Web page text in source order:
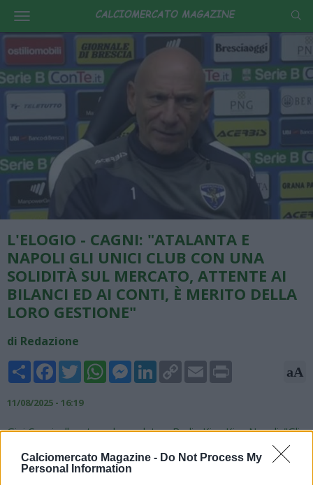
Calciomercato Magazine - Do Not Process My
Personal Information
L'ELOGIO - CAGNI: "ATALANTA E
NAPOLI GLI UNICI CLUB CON UNA
SOLIDITÀ SUL MERCATO, ATTENTE AI
BILANCI ED AI CONTI, È MERITO DELLA
LORO GESTIONE"
di Redazione
Share FacebookTwitterWhatsAppMessengerLinkedInCopy
Link
Email aA
11/08/2025 - 16:19
Gigi Cagni, allenatore, ha parlato a Radio Kiss Kiss Napoli: "Gli
unici club con una solidità sul mercato sono Napoli e Atalanta
che negli anni, pur essendo criticate, sono state attente ai
bilanci ed ai conti. Ora gli altri club sono tutti in grandissima